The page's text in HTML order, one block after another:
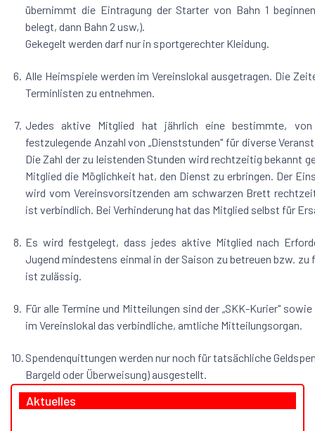
übernimmt die Eintragung der Starter von Bahn 1
belegt, dann Bahn 2 usw,).
Gekegelt werden darf nur in sportgerechter Kleidung.
6. Alle Heimspiele werden im Vereinslokal ausgetragen. Die
Terminlisten zu entnehmen.
7. Jedes aktive Mitglied hat jährlich eine bestimmte, von
festzulegende Anzahl von „Dienststunden" für diverse
Die Zahl der zu leistenden Stunden wird rechtzeitig bekannt
Mitglied die Möglichkeit hat, den Dienst zu erbringen. Der
wird vom Vereinsvorsitzenden am schwarzen Brett
ist verbindlich. Bei Verhinderung hat das Mitglied selbst für
8. Es wird festgelegt, dass jedes aktive Mitglied nach
Jugend mindestens einmal in der Saison zu betreuen bzw. zu
ist zulässig.
9. Für alle Termine und Mitteilungen sind der „SKK-Kurier"
im Vereinslokal das verbindliche, amtliche Mitteilungsorgan.
10. Spendenquittungen werden nur noch für tatsächliche
Bargeld oder Überweisung) ausgestellt.
Aktuelles